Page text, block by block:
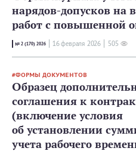
нарядов-допусков на
работ с повышенной
№ 2 (170) 2026 16 февраля 2026 505
ФОРМЫ ДОКУМЕНТОВ
Образец
соглашения к
(включение условия
об установлении
учета рабочего